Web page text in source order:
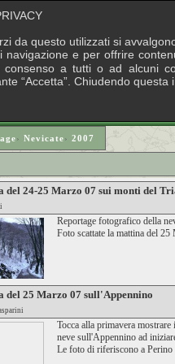
› Nevicate› 2007
del 24-25 Marzo 07 sui monti del
Reportage fotografico della
Foto scattate la mattina del
del 25 Marzo 07 sull'Appennino
Tocca alla primavera
neve sull'Appennino ad
Le foto di riferiscono a
da questo utilizzati si
navigazione e per offrire
a tutti o ad alcuni
“Accetta”. Chiudendo